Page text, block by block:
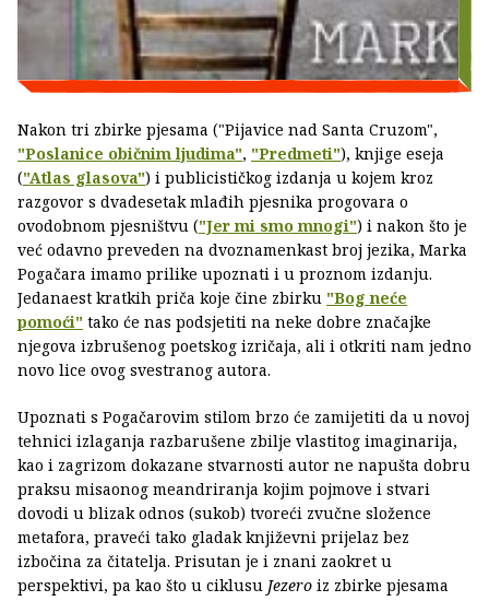
Nakon tri zbirke pjesama ("Pijavice nad Santa Cruzom",
"Poslanice običnim ljudima", "Predmeti"), knjige eseja
("Atlas glasova") i publicističkog izdanja u kojem kroz
razgovor s dvadesetak mlađih pjesnika progovara o
ovodobnom pjesništvu ("Jer mi smo mnogi") i nakon što je
već odavno preveden na dvoznamenkast broj jezika, Marka
Pogačara imamo prilike upoznati i u proznom izdanju.
Jedanaest kratkih priča koje čine zbirku "Bog neće
pomoći" tako će nas podsjetiti na neke dobre značajke
njegova izbrušenog poetskog izričaja, ali i otkriti nam jedno
novo lice ovog svestranog autora.
Upoznati s Pogačarovim stilom brzo će zamijetiti da u novoj
tehnici izlaganja razbarušene zbilje vlastitog imaginarija,
kao i zagrizom dokazane stvarnosti autor ne napušta dobru
praksu misaonog meandriranja kojim pojmove i stvari
dovodi u blizak odnos (sukob) tvoreći zvučne složence
metafora, praveći tako gladak književni prijelaz bez
izbočina za čitatelja. Prisutan je i znani zaokret u
perspektivi, pa kao što u ciklusu Jezero iz zbirke pjesama